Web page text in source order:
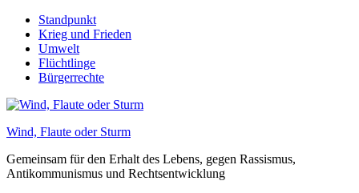
Skip
content
Standpunkt
Krieg und Frieden
Umwelt
Flüchtlinge
Bürgerrechte
Wind, Flaute oder Sturm
Gemeinsam für den Erhalt des Lebens, gegen Rassismus,
Antikommunismus und Rechtsentwicklung